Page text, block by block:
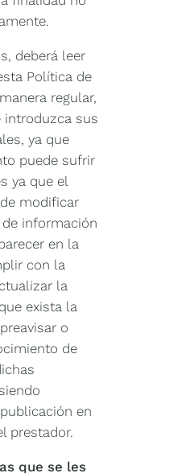
deberá leer
Política de
regular,
introduzca sus
ya que
puede sufrir
ya que el
modificar
información
en la
con la
la
exista la
o
de
en
prestador.
que se les